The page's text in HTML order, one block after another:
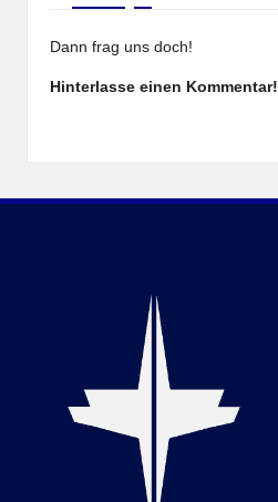
Dann frag uns doch!
Hinterlasse einen Kommentar!